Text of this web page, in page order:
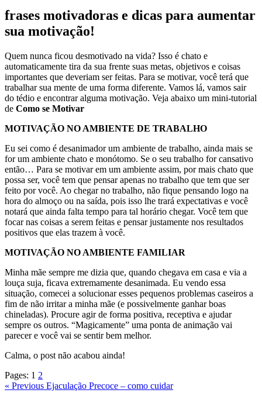
frases motivadoras e dicas para aumentar
sua motivação!
Quem nunca ficou desmotivado na vida? Isso é chato e
automaticamente tira da sua frente suas metas, objetivos e coisas
importantes que deveriam ser feitas. Para se motivar, você terá que
trabalhar sua mente de uma forma diferente. Vamos lá, vamos sair
do tédio e encontrar alguma motivação. Veja abaixo um mini-tutorial
de Como se Motivar
MOTIVAÇÃO NO AMBIENTE DE TRABALHO
Eu sei como é desanimador um ambiente de trabalho, ainda mais se
for um ambiente chato e monótomo. Se o seu trabalho for cansativo
então… Para se motivar em um ambiente assim, por mais chato que
possa ser, você tem que pensar apenas no trabalho que tem que ser
feito por você. Ao chegar no trabalho, não fique pensando logo na
hora do almoço ou na saída, pois isso lhe trará expectativas e você
notará que ainda falta tempo para tal horário chegar. Você tem que
focar nas coisas a serem feitas e pensar justamente nos resultados
positivos que elas trazem à você.
MOTIVAÇÃO NO AMBIENTE FAMILIAR
Minha mãe sempre me dizia que, quando chegava em casa e via a
louça suja, ficava extremamente desanimada. Eu vendo essa
situação, comecei a solucionar esses pequenos problemas caseiros a
fim de não irritar a minha mãe (e possivelmente ganhar boas
chineladas). Procure agir de forma positiva, receptiva e ajudar
sempre os outros. “Magicamente” uma ponta de animação vai
parecer e você vai se sentir bem melhor.
Calma, o post não acabou ainda!
Pages: 1 2
Navegação
Previous
« Previous Ejaculação Precoce – como cuidar